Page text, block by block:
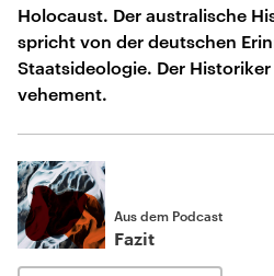
Holocaust. Der australische
spricht von der deutschen
Staatsideologie. Der
vehement.
Aus dem Podcast
Fazit